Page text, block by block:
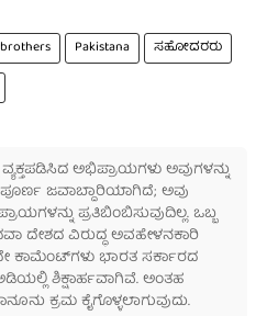
brothers Pakistana
ಸಹೋದರರು
ಅಭಿಪ್ರಾಯಗಳು ಅವುಗಳನ್ನು
ಜವಾಬ್ದಾರಿಯಾಗಿದೆ; ಅವು
ಪ್ರತಿಬಿಂಬಿಸುವುದಿಲ್ಲ. ಒಬ್ಬ
ದೇಶದ ವಿರುದ್ಧ ಅವಹೇಳನಕಾರಿ
ಕಾಮೆಂಟ್‌ಗಳು ಭಾರತ ಸರ್ಕಾರದ
ಶಿಕ್ಷಾರ್ಹವಾಗಿವೆ. ಅಂತಹ
ಕ್ರಮ ಕೈಗೊಳ್ಳಲಾಗುವುದು.